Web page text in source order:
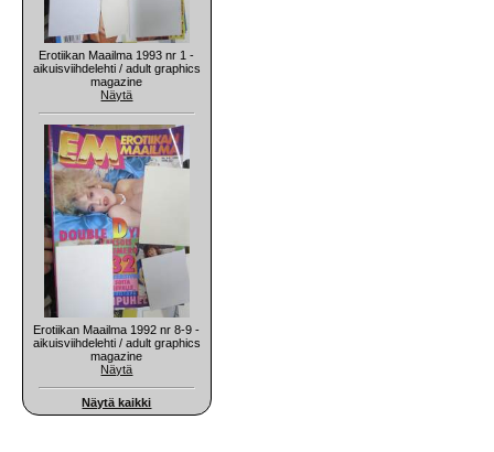
Erotiikan Maailma 1993 nr 1 -
aikuisviihdelehti / adult graphics
magazine
Näytä
Erotiikan Maailma 1992 nr 8-9 -
aikuisviihdelehti / adult graphics
magazine
Näytä
Näytä kaikki